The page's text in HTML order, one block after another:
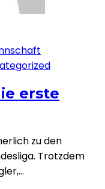
erste
zu den
Trotzdem